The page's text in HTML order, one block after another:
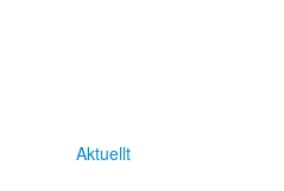
Aktuellt